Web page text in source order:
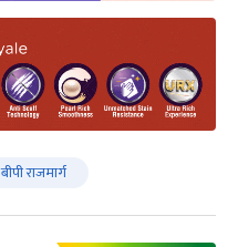
बीपी राजमार्ग